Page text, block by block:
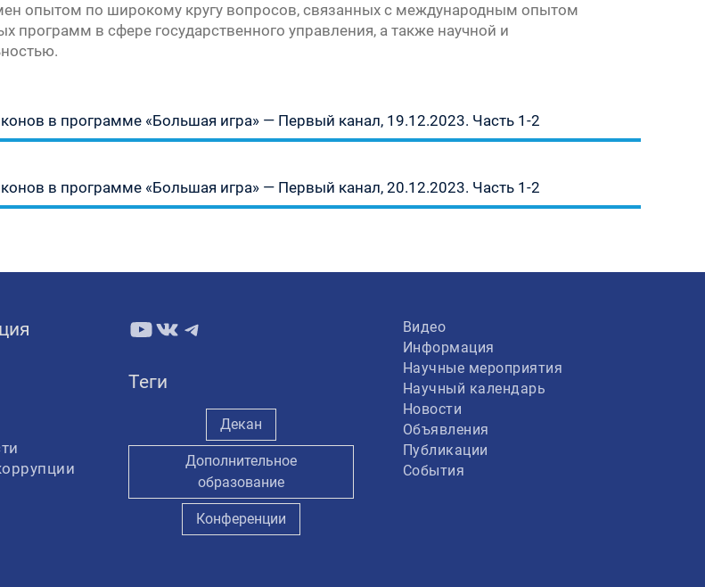
опытом по широкому кругу вопросов, связанных с международным опытом
программ в сфере государственного управления, а также научной и
в программе «Большая игра» — Первый канал, 19.12.2023. Часть 1-2
в программе «Большая игра» — Первый канал, 20.12.2023. Часть 1-2
YouTube
ВКонтакте
Telegram
Теги
Декан
Дополнительное
образование
Конференции
Видео
Информация
Научные мероприятия
Научный календарь
Новости
Объявления
Публикации
События